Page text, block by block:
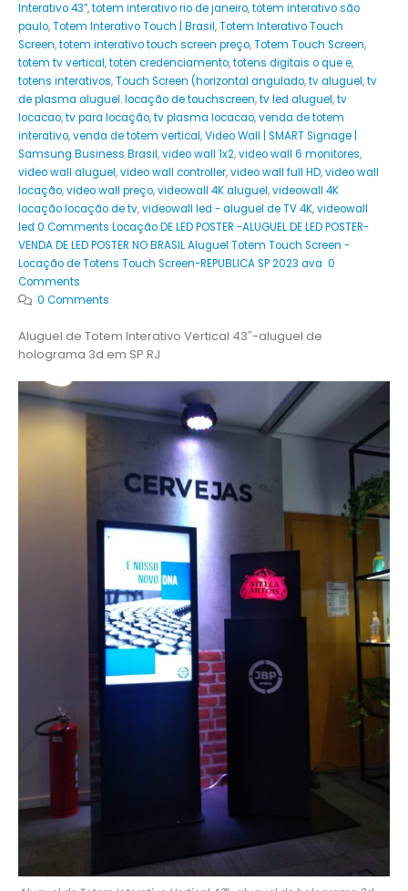
Interativo 43”,totem interativo rio de janeiro,totem interativo são
paulo,Totem Interativo Touch | Brasil,Totem Interativo Touch
Screen,totem interativo touch screen preço,Totem Touch Screen,
totem tv vertical,toten credenciamento,totens digitais o que e,
totens interativos,Touch Screen (horizontal angulado,tv aluguel,tv
de plasma aluguel. locação de touchscreen,tv led aluguel,tv
locacao,tv para locação,tv plasma locacao,venda de totem
interativo,venda de totem vertical,Video Wall | SMART Signage |
Samsung Business Brasil,video wall 1x2,video wall 6 monitores,
video wall aluguel,video wall controller,video wall full HD,video wall
locação,video wall preço,videowall 4K aluguel,videowall 4K
locação locação de tv,videowall led - aluguel de TV 4K,videowall
led 0 Comments Locação DE LED POSTER -ALUGUEL DE LED POSTER-
VENDA DE LED POSTER NO BRASIL Aluguel Totem Touch Screen -
Locação de Totens Touch Screen-REPUBLICA SP 2023 ava 0
Comments
0 Comments
Aluguel de Totem Interativo Vertical 43″-aluguel de
holograma 3d em SP RJ